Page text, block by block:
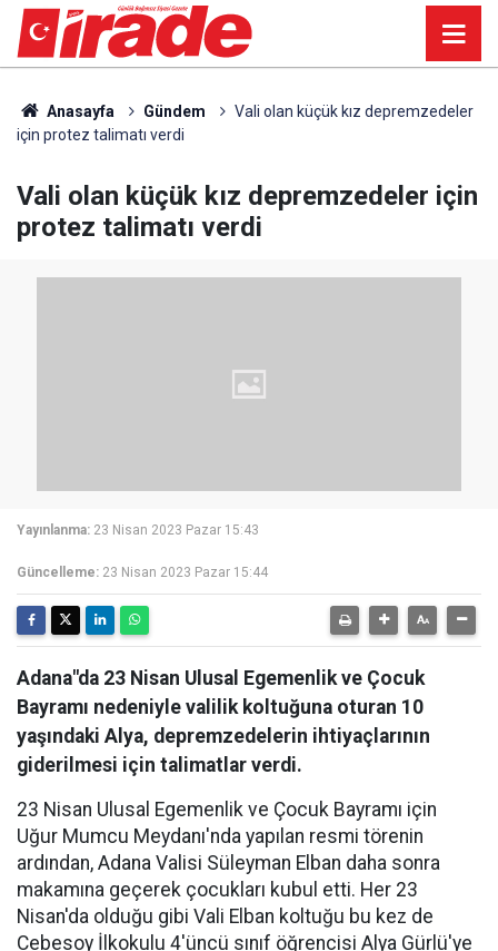
Anasayfa Gündem
Vali olan küçük kız depremzedeler
için protez talimatı verdi
Vali olan küçük kız depremzedeler için
protez talimatı verdi
Yayınlanma: 23 Nisan 2023 Pazar 15:43
Güncelleme: 23 Nisan 2023 Pazar 15:44
Adana"da 23 Nisan Ulusal Egemenlik ve Çocuk
Bayramı nedeniyle valilik koltuğuna oturan 10
yaşındaki Alya, depremzedelerin ihtiyaçlarının
giderilmesi için talimatlar verdi.
23 Nisan Ulusal Egemenlik ve Çocuk Bayramı için
Uğur Mumcu Meydanı'nda yapılan resmi törenin
ardından, Adana Valisi Süleyman Elban daha sonra
makamına geçerek çocukları kubul etti. Her 23
Nisan'da olduğu gibi Vali Elban koltuğu bu kez de
Cebesoy İlkokulu 4'üncü sınıf öğrencisi Alya Gürlü'ye